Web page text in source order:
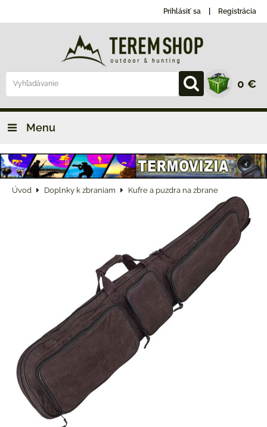
Prihlásiť sa Registrácia
0 €
Menu
Úvod Doplnky k zbraniam Kufre a puzdra na zbrane